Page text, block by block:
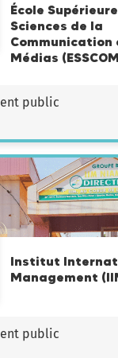
École
Sciences de la
Communication
Médias
public
Institut
Management
public